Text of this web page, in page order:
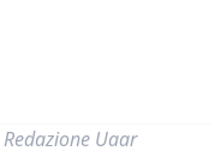
Redazione Uaar